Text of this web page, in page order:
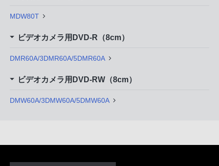
MDW80T
ビデオカメラ用DVD-R（8cm）
DMR60A/3DMR60A/5DMR60A
ビデオカメラ用DVD-RW（8cm）
DMW60A/3DMW60A/5DMW60A